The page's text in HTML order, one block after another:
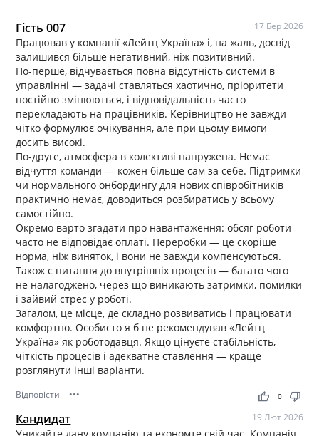
Гість 007 17 Бер 2026
Працював у компанії «Лейтц Україна» і, на жаль, досвід
залишився більше негативний, ніж позитивний.
По-перше, відчувається повна відсутність системи в
управлінні — задачі ставляться хаотично, пріоритети
постійно змінюються, і відповідальність часто
перекладають на працівників. Керівництво не завжди
чітко формулює очікування, але при цьому вимоги
досить високі.
По-друге, атмосфера в колективі напружена. Немає
відчуття команди — кожен більше сам за себе. Підтримки
чи нормального онбордингу для нових співробітників
практично немає, доводиться розбиратись у всьому
самостійно.
Окремо варто згадати про навантаження: обсяг роботи
часто не відповідає оплаті. Переробки — це скоріше
норма, ніж виняток, і вони не завжди компенсуються.
Також є питання до внутрішніх процесів — багато чого
не налагоджено, через що виникають затримки, помилки
і зайвий стрес у роботі.
Загалом, це місце, де складно розвиватись і працювати
комфортно. Особисто я б не рекомендував «Лейтц
Україна» як роботодавця. Якщо цінуєте стабільність,
чіткість процесів і адекватне ставлення — краще
розглянути інші варіанти.
Відповісти ••• thumb_up thumb_down
0
Кандидат 19 Лют 2026